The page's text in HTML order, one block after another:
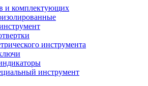
и комплектующих
инструмента
инструмент